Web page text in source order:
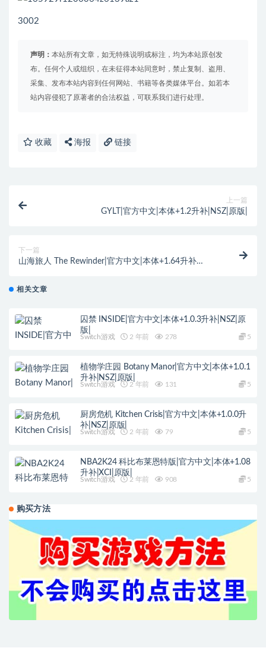
3002
声明： 本站所有文章，如无特殊说明或标注，均为本站原创发
布。任何个人或组织，在未征得本站同意时，禁止复制、盗用、
采集、发布本站内容到任何网站、书籍等各类媒体平台。如若本
站内容侵犯了原著者的合法权益，可联系我们进行处理。
收藏 海报 链接
上一篇
GYLT|官方中文|本体+1.2升补|NSZ|原版|
下一篇
山海旅人 The Rewinder|官方中文|本体+1.64升补
相关文章
囚禁 INSIDE|官方中文|本体+1.0.3升补|NSZ|原
版|
Switch游戏 2 年前 278 5
植物学庄园 Botany Manor|官方中文|本体+1.0.1
升补|NSZ|原版|
Switch游戏 2 年前 131 5
厨房危机 Kitchen Crisis|官方中文|本体+1.0.0升
补|NSZ|原版|
Switch游戏 2 年前 79 5
NBA2K24 科比布莱恩特版|官方中文|本体+1.08
升补|XCI|原版|
Switch游戏 2 年前 908 5
购买方法